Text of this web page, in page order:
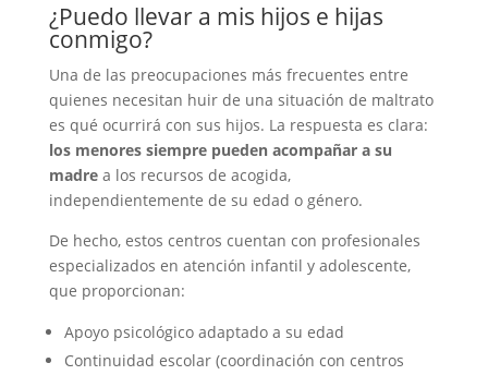
¿Puedo llevar a mis hijos e hijas
conmigo?
Una de las preocupaciones más frecuentes entre
quienes necesitan huir de una situación de maltrato
es qué ocurrirá con sus hijos. La respuesta es clara:
los menores siempre pueden acompañar a su
madrea los recursos de acogida,
independientemente de su edad o género.
De hecho, estos centros cuentan con profesionales
especializados en atención infantil y adolescente,
que proporcionan:
Apoyo psicológico adaptado a su edad
Continuidad escolar (coordinación con centros